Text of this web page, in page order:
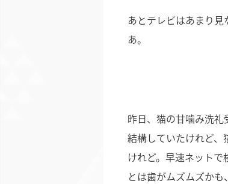
あとテレビはあまり
あ。
昨日、猫の甘噛み洗
結構していたけれど、
けれど。早速ネット
とは歯がムズムズか